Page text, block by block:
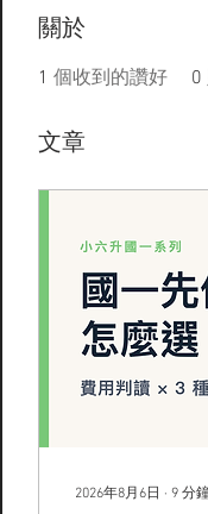
關於
1 個收到的讚好 0
文章
2026年8月6日 ∙ 9 分